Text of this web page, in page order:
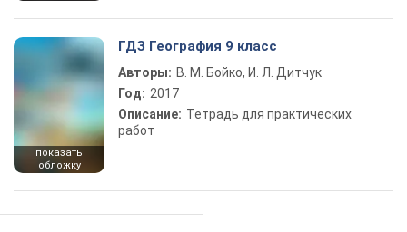
показать
обложку
ГДЗ География 9 класс
Авторы: В. М. Бойко, И. Л. Дитчук
Год: 2017
Описание: Тетрадь для практических
работ